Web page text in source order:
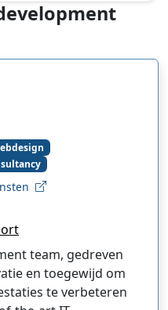
team, gedreven
en toegewijd om
te verbeteren